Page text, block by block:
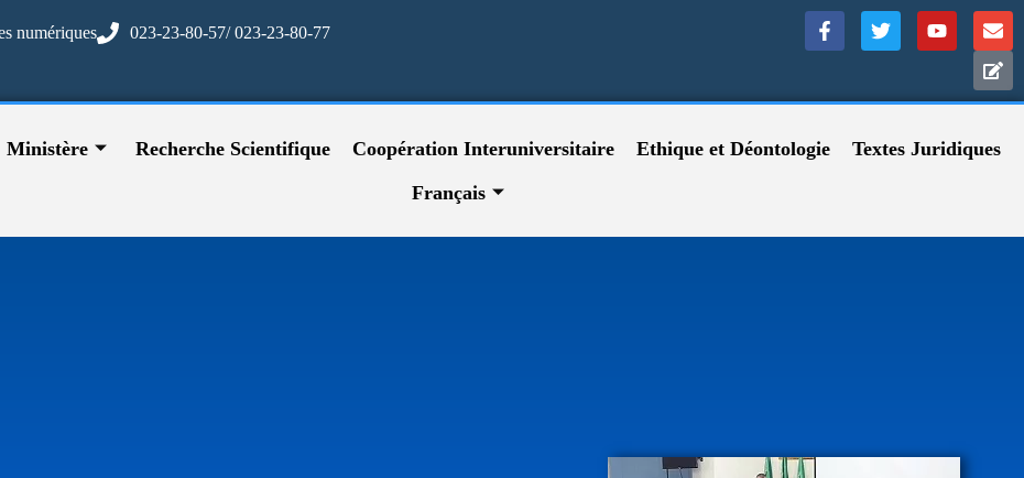
numériques 023-23-80-57/ 023-23-80-77
Ministère Recherche Scientifique Coopération Interuniversitaire Ethique et Déontologie
Textes Juridiques
Français